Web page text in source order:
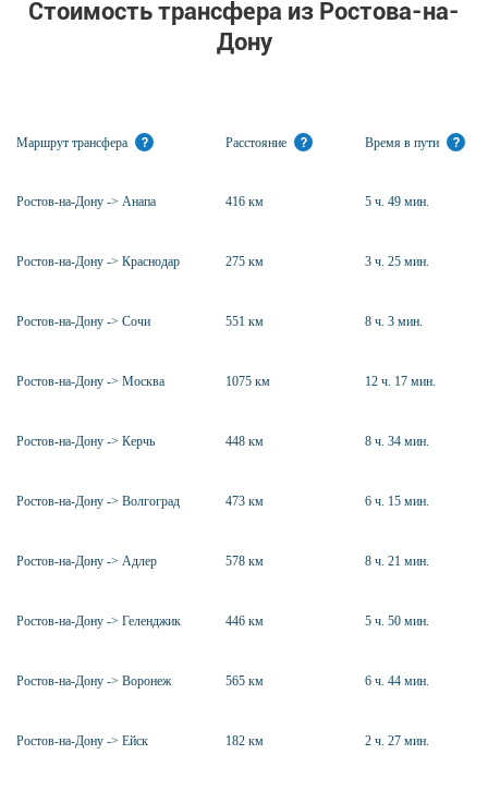
Стоимость трансфера из Ростова-на-
Дону
Маршрут трансфера ? Расстояние ? Время в пути ?
Ростов-на-Дону -> Анапа 416 км 5 ч. 49 мин.
Ростов-на-Дону -> Краснодар 275 км 3 ч. 25 мин.
Ростов-на-Дону -> Сочи 551 км 8 ч. 3 мин.
Ростов-на-Дону -> Москва 1075 км 12 ч. 17 мин.
Ростов-на-Дону -> Керчь 448 км 8 ч. 34 мин.
Ростов-на-Дону -> Волгоград 473 км 6 ч. 15 мин.
Ростов-на-Дону -> Адлер 578 км 8 ч. 21 мин.
Ростов-на-Дону -> Геленджик 446 км 5 ч. 50 мин.
Ростов-на-Дону -> Воронеж 565 км 6 ч. 44 мин.
Ростов-на-Дону -> Ейск 182 км 2 ч. 27 мин.